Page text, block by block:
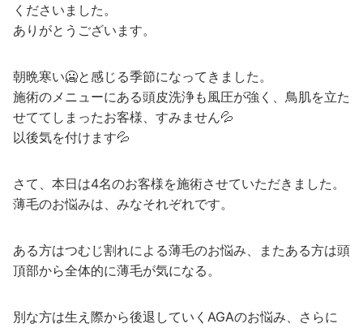
くださいました。
ありがとうございます。
朝晩寒い🥶と感じる季節になってきました。
施術のメニューにある頭皮洗浄も風圧が強く、鳥肌を立た
せててしまったお客様、すみません💦
以後気を付けます💦
さて、本日は4名のお客様を施術させていただきました。
薄毛のお悩みは、みなそれぞれです。
ある方はつむじ割れによる薄毛のお悩み、またある方は頭
頂部から全体的に薄毛が気になる。
別な方は生え際から後退していくAGAのお悩み、さらに